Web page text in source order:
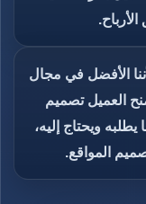
الأفضل في مجال
العميل تصميم
ويحتاج إليه،
المواقع.